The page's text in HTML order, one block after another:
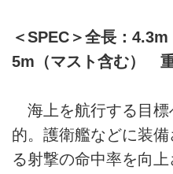
＜SPEC＞全長：
5m（マスト含む）
海上を航行する目標
的。護衛艦などに装
る射撃の命中率を向